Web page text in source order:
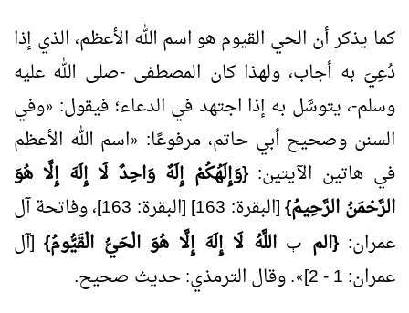
كما يذكر أن الحي القيوم هو اسم الله الأعظم، الذي إذا
دُعِيَ به أجاب، ولهذا كان المصطفى -صلى الله عليه
وسلم-، يتوسَّل به إذا اجتهد في الدعاء؛ فيقول: «وفي
السنن وصحيح أبي حاتم، مرفوعًا: «اسم الله الأعظم
في هاتين الآيتين:{وَإِلَهُكُمْ إِلَهٌ وَاحِدٌ لَا إِلَهَ إِلَّا هُوَ
الرَّحْمَنُ الرَّحِيمُ}
[البقرة: 163] [البقرة: 163]، وفاتحة آل
عمران:{الم ﭒ اللَّهُ لَا إِلَهَ إِلَّا هُوَ الْحَيُّ الْقَيُّومُ}[آل
عمران: 1 - 2]
». وقال الترمذي: حديث صحيح.